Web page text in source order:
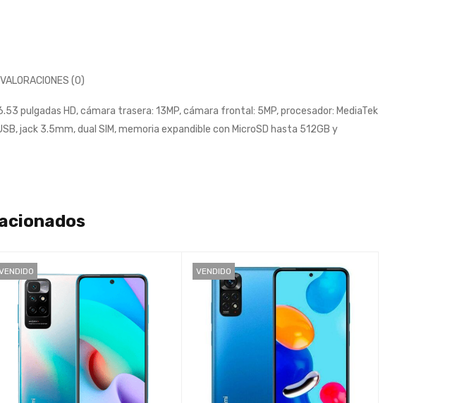
VALORACIONES (0)
pulgadas HD, cámara trasera: 13MP, cámara frontal: 5MP, procesador: MediaTek
jack 3.5mm, dual SIM, memoria expandible con MicroSD hasta 512GB y
VENDIDO